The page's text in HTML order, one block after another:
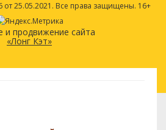
от 25.05.2021. Все права защищены. 16+
и продвижение сайта
«Лонг Кэт»